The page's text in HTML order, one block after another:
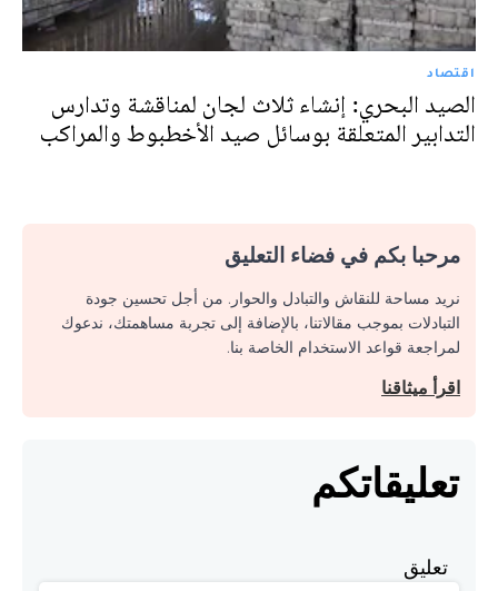
اقتصاد
الصيد البحري: إنشاء ثلاث لجان لمناقشة وتدارس
التدابير المتعلقة بوسائل صيد الأخطبوط والمراكب
مرحبا بكم في فضاء التعليق
نريد مساحة للنقاش والتبادل والحوار. من أجل تحسين جودة
التبادلات بموجب مقالاتنا، بالإضافة إلى تجربة مساهمتك، ندعوك
لمراجعة قواعد الاستخدام الخاصة بنا.
اقرأ ميثاقنا
تعليقاتكم
تعليق